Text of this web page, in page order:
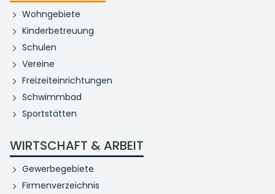
Wohngebiete
Kinderbetreuung
Schulen
Vereine
Freizeiteinrichtungen
Schwimmbad
Sportstätten
WIRTSCHAFT & ARBEIT
Gewerbegebiete
Firmenverzeichnis